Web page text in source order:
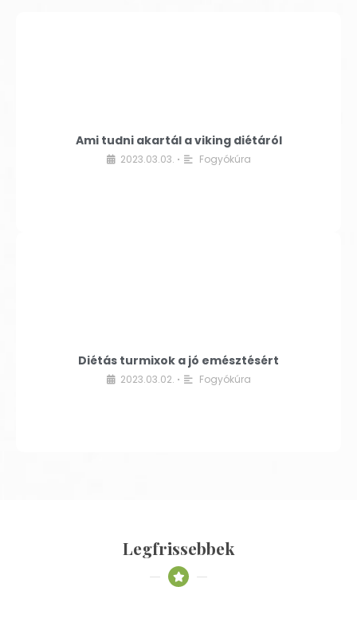
Ami tudni akartál a viking diétáról
2023.03.03. • Fogyókúra
Diétás turmixok a jó emésztésért
2023.03.02. • Fogyókúra
Legfrissebbek